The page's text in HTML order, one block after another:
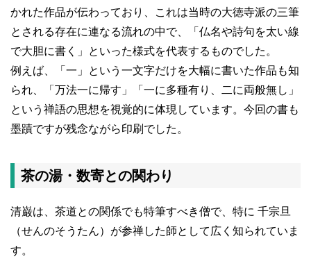
かれた作品が伝わっており、これは当時の大徳寺派の三筆
とされる存在に連なる流れの中で、「仏名や詩句を太い線
で大胆に書く」といった様式を代表するものでした。
例えば、「一」という一文字だけを大幅に書いた作品も知
られ、「万法一に帰す」「一に多種有り、二に両般無し」
という禅語の思想を視覚的に体現しています。今回の書も
墨蹟ですが残念ながら印刷でした。
茶の湯・数寄との関わり
清巌は、茶道との関係でも特筆すべき僧で、特に 千宗旦
（せんのそうたん）が参禅した師として広く知られていま
す。